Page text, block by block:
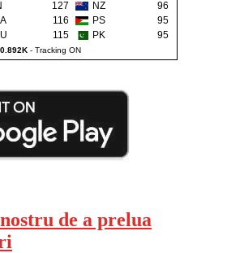
127 NZ
96
116 PS
95
115 PK 95
- Tracking ON
de a prelua